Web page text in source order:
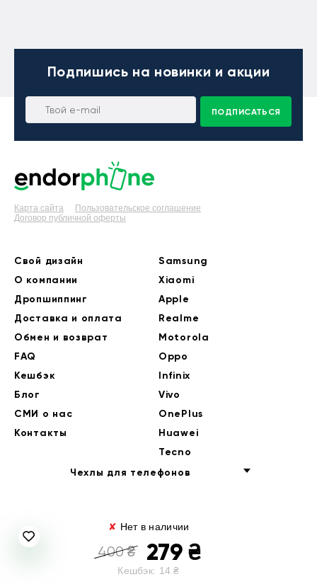
✘ Нет в наличии
400₴ 279 ₴
Кешбэк: 14 ₴
Подпишись на новинки и акции
ПОДПИСАТЬСЯ
Карта сайта
Пользовательское соглашение
Договор публичной оферты
Свой дизайн
О компании
Дропшиппинг
Доставка и оплата
Обмен и возврат
FAQ
Кешбэк
Блог
СМИ о нас
Контакты
Samsung
Xiaomi
Apple
Realme
Motorola
Oppo
Infinix
Vivo
OnePlus
Huawei
Tecno
Чехлы для телефонов